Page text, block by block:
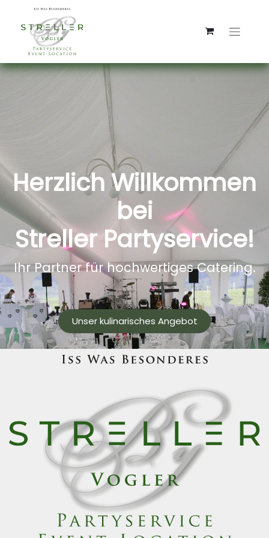
Herzlich Willkommen
bei
Streller Partyservice!
Ihr Partner für hochwertiges Catering.
Unser kulinarisches Angebot